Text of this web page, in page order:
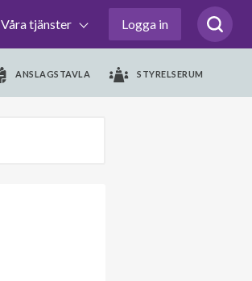
Våra tjänster Logga in
ANSLAGSTAVLA STYRELSERUM